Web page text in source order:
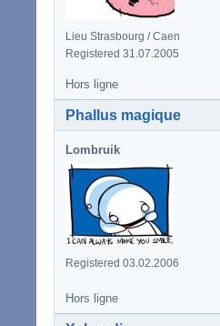
Lieu Strasbourg / Caen
Registered 31.07.2005
Hors ligne
Phallus magique
Lombruik
Registered 03.02.2006
Hors ligne